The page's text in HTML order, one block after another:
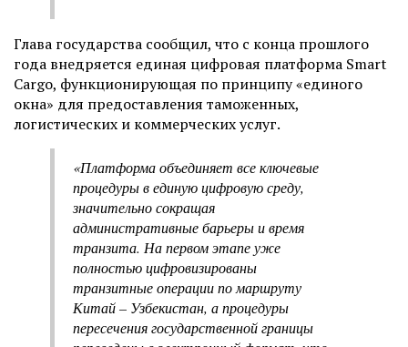
Глава государства сообщил, что с конца прошлого
года внедряется единая цифровая платформа Smart
Cargo, функционирующая по принципу «единого
окна» для предоставления таможенных,
логистических и коммерческих услуг.
«Платформа объединяет все ключевые
процедуры в единую цифровую среду,
значительно сокращая
административные барьеры и время
транзита. На первом этапе уже
полностью цифровизированы
транзитные операции по маршруту
Китай – Узбекистан, а процедуры
пересечения государственной границы